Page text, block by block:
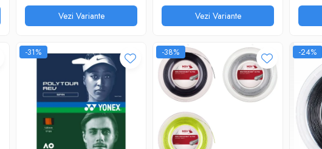
Vezi Variante Vezi Variante
-31% -38% -24%